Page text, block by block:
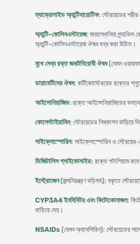
ম্যাক্রোলাইড অ্যান্টিবায়োটিক: স্টেরয়েডের
অ্যান্টি-কোলিনএস্টারেজ: মায়াস্থেনিয়া
অ্যান্টি-কোলিনএস্টারেজ ঔষধ বন্ধ করা উচিত।
মুখে সেব্য রক্ত জমাটবিরোধী ঔষধ(যেমন
ডায়াবেটিসের ঔষধ: কর্টিকোস্টেরয়েড রক্তের
আইসোনিয়াজিড: রক্তে আইসোনিয়াজিডের ঘনত্ব
কোলেস্টাইরামিন: স্টেরয়েডের নিষ্কাশন বাড়িয়ে
সাইক্লোস্পোরিন: সাইক্লোস্পোরিন ও স্টেরয়েড
ডিজিটালিস গ্লাইকোসাইড: রক্তে পটাশিয়াম কমে
ইস্ট্রোজেন(জন্মনিয়ন্ত্রণ বড়িসহ): যকৃতে
CYP3A4 ইনহিবিটর এবং কিটোকোনাজল:
বাড়িয়ে দেয়।
NSAIDs (যেমন অ্যাসপিরিন): স্টেরয়েডের